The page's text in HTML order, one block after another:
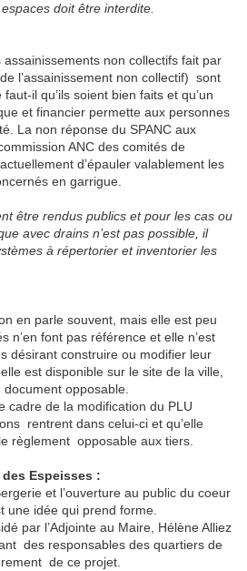
doit être interdite.
non collectifs fait par
l’assainissement non collectif) sont
il qu’ils soient bien faits et qu’un
et financier permette aux personnes
La non réponse du SPANC aux
ANC des comités de
d’épauler valablement les
en garrigue.
être rendus publics et pour les cas ou
avec drains n’est pas possible, il
à répertorier et inventorier les
en parle souvent, mais elle est peu
n’en font pas référence et elle n’est
désirant construire ou modifier leur
est disponible sur le site de la ville,
document opposable.
cadre de la modification du PLU
rentrent dans celui-ci et qu’elle
règlement opposable aux tiers.
Espeisses :
et l’ouverture au public du coeur
une idée qui prend forme.
par l’Adjointe au Maire, Hélène Alliez
des responsables des quartiers de
de ce projet.